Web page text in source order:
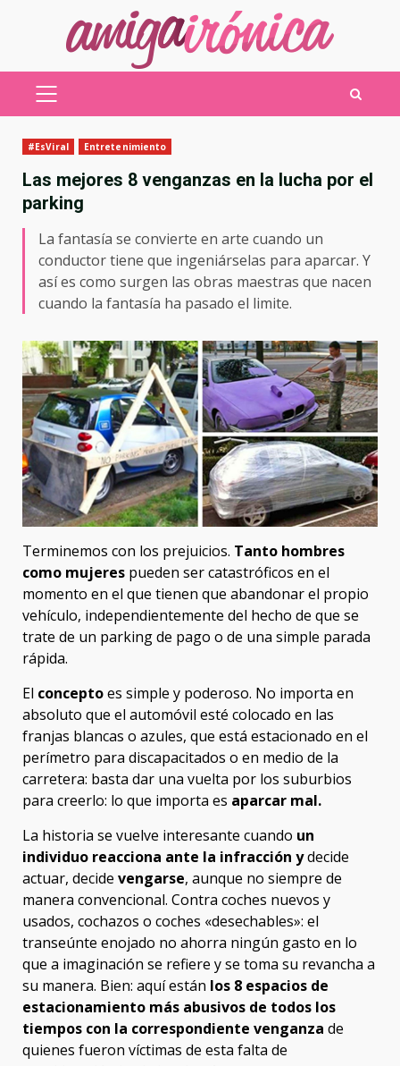
MENÚ
#EsViral Entretenimiento
Las mejores 8 venganzas en la lucha por el
parking
La fantasía se convierte en arte cuando un
conductor tiene que ingeniárselas para aparcar. Y
así es como surgen las obras maestras que nacen
cuando la fantasía ha pasado el limite.
Terminemos con los prejuicios. Tanto hombres
como mujeres pueden ser catastróficos en el
momento en el que tienen que abandonar el propio
vehículo, independientemente del hecho de que se
trate de un parking de pago o de una simple parada
rápida.
El conceptoes simple y poderoso. No importa en
absoluto que el automóvil esté colocado en las
franjas blancas o azules, que está estacionado en el
perímetro para discapacitados o en medio de la
carretera: basta dar una vuelta por los suburbios
para creerlo: lo que importa es aparcar mal.
La historia se vuelve interesante cuando un
individuo reacciona ante la infracción ydecide
actuar, decide vengarse, aunque no siempre de
manera convencional. Contra coches nuevos y
usados, cochazos o coches «desechables»: el
transeúnte enojado no ahorra ningún gasto en lo
que a imaginación se refiere y se toma su revancha a
su manera. Bien: aquí están los 8 espacios de
estacionamiento más abusivos de todos los
tiempos con la correspondiente venganza de
quienes fueron víctimas de esta falta de